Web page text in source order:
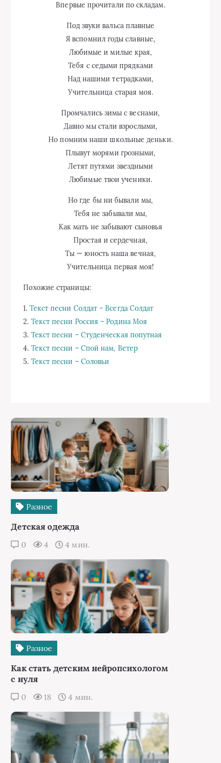
Впервые прочитали по складам.
Под звуки вальса плавные
Я вспомнил годы славные,
Любимые и милые края,
Тебя с седыми прядками
Над нашими тетрадками,
Учительница старая моя.
Промчались зимы с веснами,
Давно мы стали взрослыми,
Но помним наши школьные деньки.
Плывут морями грозными,
Летят путями звездными
Любимые твои ученики.
Но где бы ни бывали мы,
Тебя не забывали мы,
Как мать не забывают сыновья
Простая и сердечная,
Ты — юность наша вечная,
Учительница первая моя!
Похожие страницы:
1. Текст песни Солдат – Всегда Солдат
2. Текст песни Россия – Родина Моя
3. Текст песни – Студенческая попутная
4. Текст песни – Спой нам, Ветер
5. Текст песни – Соловьи
Разное
Детская одежда
0 4 4 мин.
Разное
Как стать детским нейропсихологом
с нуля
0 18 4 мин.